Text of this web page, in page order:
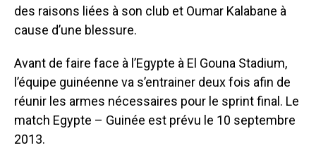
des raisons liées à son club et Oumar Kalabane à
cause d’une blessure.
Avant de faire face à l’Egypte à El Gouna Stadium,
l’équipe guinéenne va s’entrainer deux fois afin de
réunir les armes nécessaires pour le sprint final. Le
match Egypte – Guinée est prévu le 10 septembre
2013.